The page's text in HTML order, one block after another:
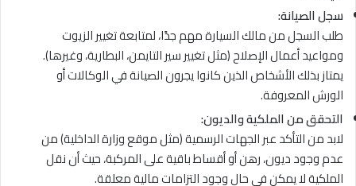
سجل الصيانة:
طلب السجل من مالك السيارة مهم جدًا، لمتابعة تغيير الزيوت
ومواعيد أعمال الإصلاح (مثل تغيير سير التايمن، البطارية، وغيرها).
يمتاز بذلك الأشخاص الذين كانوا يجرون الصيانة في الوكالات أو
الورش المعروفة.
التحقق من الملكية والديون:
لابد من التأكد عبر الجهات الرسمية (مثل موقع وزارة الداخلية) من
عدم وجود ديون، رهن أو أقساط باقية على المركبة، حيث أن نقل
الملكية لا يمكن في حال وجود التزامات مالية معلقة.